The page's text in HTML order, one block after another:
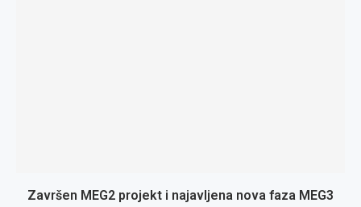
Završen MEG2 projekt i najavljena nova faza MEG3